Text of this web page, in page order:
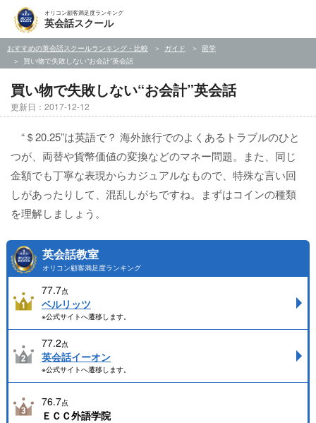
オリコン顧客満足度ランキング
英会話スクール
おすすめの英会話スクールランキング・比較 ガイド
留学
買い物で失敗しない“お会計”英会話
買い物で失敗しない“お会計”英会話
更新日：2017-12-12
“＄20.25”は英語で？ 海外旅行でのよくあるトラブルのひと
つが、両替や貨幣価値の変換などのマネー問題。また、同じ
金額でも丁寧な表現からカジュアルなもので、特殊な言い回
しがあったりして、混乱しがちですね。まずはコインの種類
を理解しましょう。
英会話教室
オリコン顧客満足度ランキング
77.7点
ベルリッツ
※公式サイトへ遷移します。
77.2点
英会話イーオン
※公式サイトへ遷移します。
76.7点
ＥＣＣ外語学院